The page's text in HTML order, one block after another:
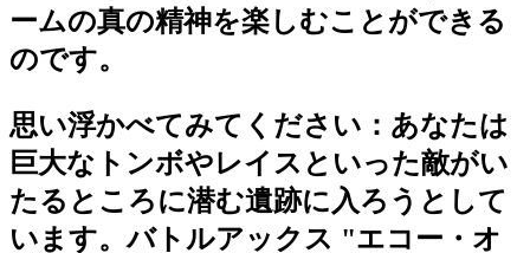
ームの真の精神を楽しむことができる
のです。
思い浮かべてみてください：あなたは
巨大なトンボやレイスといった敵がい
たるところに潜む遺跡に入ろうとして
います。バトルアックス "エコー・オ